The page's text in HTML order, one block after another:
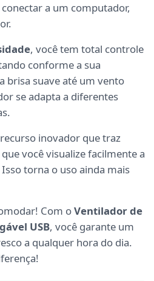
a um computador,
, você tem total controle
conforme a sua
brisa suave até um vento
se adapta a diferentes
inovador que traz
você visualize facilmente a
torna o uso ainda mais
Com oVentilador de
USB, você garante um
a qualquer hora do dia.